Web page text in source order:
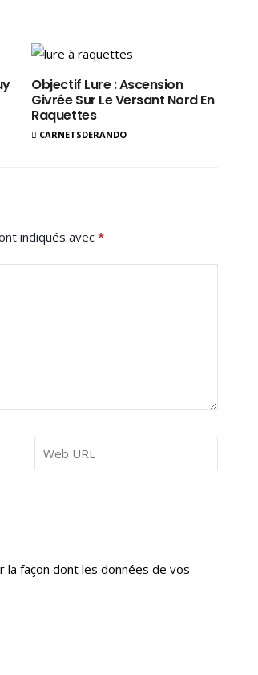
Objectif Lure : Ascension
Givrée Sur Le Versant Nord En
Raquettes
CARNETSDERANDO
indiqués avec*
la façon dont les données de vos